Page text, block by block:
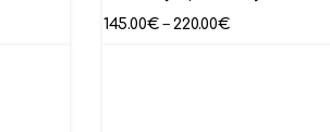
145.00€ – 220.00€